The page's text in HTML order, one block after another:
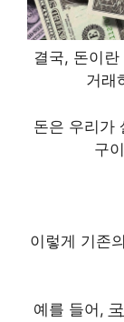
결국, 돈이
거래
돈은 우리가
구
이렇게 기존
예를 들어,